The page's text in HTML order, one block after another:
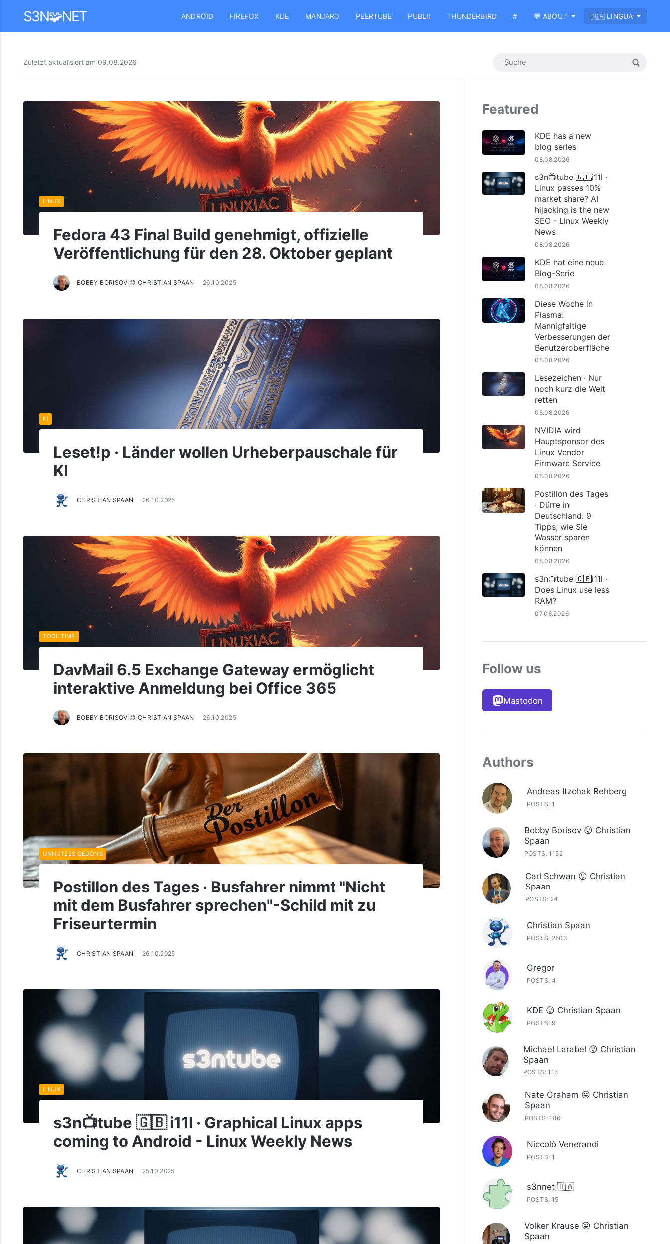
S3N🧩NET ANDROID FIREFOX KDE MANJARO PEERTUBE PUBLII THUNDERBIRD # 💬 ABOUT 🇺🇦 LINGUA
Zuletzt aktualisiert am 09.08.2026
Fedora 43 Final Build genehmigt, offizielle
Veröffentlichung für den 28. Oktober geplant
BOBBY BORISOV 😛 CHRISTIAN SPAAN 26.10.2025
LINUX
Leset!p · Länder wollen Urheberpauschale für
KI
CHRISTIAN SPAAN 26.10.2025
KI
DavMail 6.5 Exchange Gateway ermöglicht
interaktive Anmeldung bei Office 365
BOBBY BORISOV 😛 CHRISTIAN SPAAN 26.10.2025
TOOL TIME
Postillon des Tages · Busfahrer nimmt "Nicht
mit dem Busfahrer sprechen"-Schild mit zu
Friseurtermin
CHRISTIAN SPAAN 26.10.2025
UNNÜTZES GEDÖNS
s3n📺tube 🇬🇧 i11l · Graphical Linux apps
coming to Android - Linux Weekly News
CHRISTIAN SPAAN 25.10.2025
LINUX
Featured
KDE has a new
blog series
08.08.2026
s3n📺tube 🇬🇧i11l ·
Linux passes 10%
market share? AI
hijacking is the new
SEO - Linux Weekly
News
08.08.2026
KDE hat eine neue
Blog-Serie
08.08.2026
Diese Woche in
Plasma:
Mannigfaltige
Verbesserungen der
Benutzeroberfläche
08.08.2026
Lesezeichen · Nur
noch kurz die Welt
retten
08.08.2026
NVIDIA wird
Hauptsponsor des
Linux Vendor
Firmware Service
08.08.2026
Postillon des Tages
· Dürre in
Deutschland: 9
Tipps, wie Sie
Wasser sparen
können
08.08.2026
s3n📺tube 🇬🇧i11l ·
Does Linux use less
RAM?
07.08.2026
Follow us
Mastodon
Authors
Andreas Itzchak Rehberg
POSTS: 1
Bobby Borisov 😛 Christian
Spaan
POSTS: 1152
Carl Schwan 😛 Christian
Spaan
POSTS: 24
Christian Spaan
POSTS: 2503
Gregor
POSTS: 4
KDE 😛 Christian Spaan
POSTS: 9
Michael Larabel 😛 Christian
Spaan
POSTS: 115
Nate Graham 😛 Christian
Spaan
POSTS: 186
Niccolò Venerandi
POSTS: 1
s3nnet 🇺🇦
POSTS: 15
Volker Krause 😛 Christian
Spaan